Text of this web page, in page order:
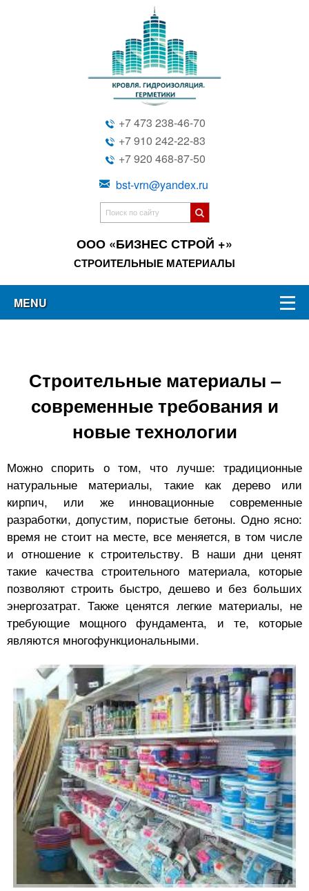
+7 473 238-46-70
+7 910 242-22-83
+7 920 468-87-50
bst-vrn@yandex.ru
ООО «БИЗНЕС СТРОЙ +»
СТРОИТЕЛЬНЫЕ МАТЕРИАЛЫ
MENU
Строительные материалы –
современные требования и
новые технологии
Можно спорить о том, что лучше: традиционные
натуральные материалы, такие как дерево или
кирпич, или же инновационные современные
разработки, допустим, пористые бетоны. Одно ясно:
время не стоит на месте, все меняется, в том числе
и отношение к строительству. В наши дни ценят
такие качества строительного материала, которые
позволяют строить быстро, дешево и без больших
энергозатрат. Также ценятся легкие материалы, не
требующие мощного фундамента, и те, которые
являются многофункциональными.